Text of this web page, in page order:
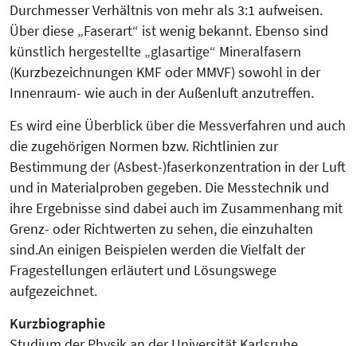
Durchmesser Verhältnis von mehr als 3:1 aufweisen.
Über diese „Faserart“ ist wenig bekannt. Ebenso sind
künstlich hergestellte „glasartige“ Mineralfasern
(Kurzbezeichnungen KMF oder MMVF) sowohl in der
Innenraum- wie auch in der Außenluft anzutreffen.
Es wird eine Überblick über die Messverfahren und auch
die zugehörigen Normen bzw. Richtlinien zur
Bestimmung der (Asbest-)faserkonzentration in der Luft
und in Materialproben gegeben. Die Messtechnik und
ihre Ergebnisse sind dabei auch im Zusammenhang mit
Grenz- oder Richtwerten zu sehen, die einzuhalten
sind.An einigen Beispielen werden die Vielfalt der
Fragestellungen erläutert und Lösungswege
aufgezeichnet.
Kurzbiographie